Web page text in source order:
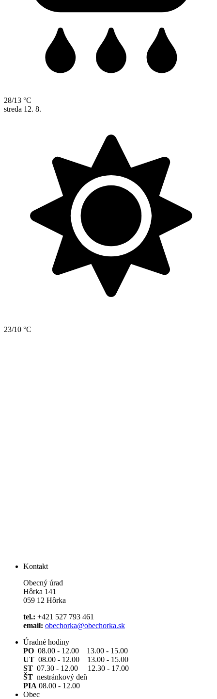
28/13 °C
streda 12. 8.
23/10 °C
Kontakt
Obecný úrad
Hôrka 141
059 12 Hôrka
tel.: +421 527 793 461
email: obechorka@obechorka.sk
Úradné hodiny
PO 08.00 - 12.00 13.00 - 15.00
UT 08.00 - 12.00 13.00 - 15.00
ST 07.30 - 12.00 12.30 - 17.00
ŠT nestránkový deň
PIA 08.00 - 12.00
Obec